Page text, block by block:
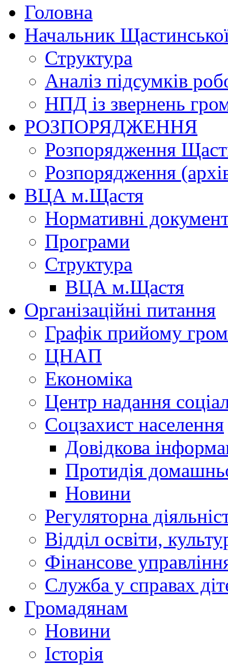
Головна
Начальник
Структура
Аналіз підсумків
НПД із звернень
РОЗПОРЯДЖЕННЯ
Розпорядження
Розпорядження
ВЦА м.Щастя
Нормативні
Програми
Структура
ВЦА м.Щастя
Організаційні питання
Графік прийому
ЦНАП
Економіка
Центр надання
Соцзахист населення
Довідкова
Протидія
Новини
Регуляторна
Відділ освіти,
Фінансове
Служба у справах
Громадянам
Новини
Історія